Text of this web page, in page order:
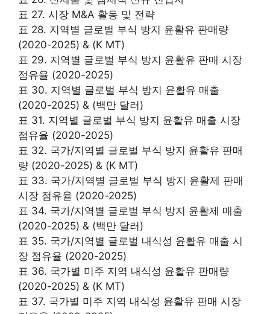
표 27. 시장 M&A 활동 및 전략
표 28. 지역별 글로벌 부식 방지 윤활유 판매량
(2020-2025) & (K MT)
표 29. 지역별 글로벌 부식 방지 윤활유 판매 시장
점유율 (2020-2025)
표 30. 지역별 글로벌 부식 방지 윤활유 매출
(2020-2025) & (백만 달러)
표 31. 지역별 글로벌 부식 방지 윤활유 매출 시장
점유율 (2020-2025)
표 32. 국가/지역별 글로벌 부식 방지 윤활유 판매
량 (2020-2025) & (K MT)
표 33. 국가/지역별 글로벌 부식 방지 윤활제 판매
시장 점유율 (2020-2025)
표 34. 국가/지역별 글로벌 부식 방지 윤활제 매출
(2020-2025) & (백만 달러)
표 35. 국가/지역별 글로벌 내식성 윤활유 매출 시
장 점유율 (2020-2025)
표 36. 국가별 미주 지역 내식성 윤활유 판매량
(2020-2025) & (K MT)
표 37. 국가별 미주 지역 내식성 윤활유 판매 시장